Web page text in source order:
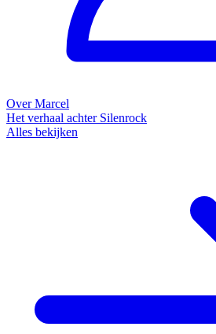
Over Marcel
Het verhaal achter Silenrock
Alles bekijken